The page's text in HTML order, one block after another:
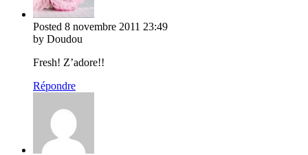
Posted 8 novembre 2011 23:49
by Doudou
Fresh! Z’adore!!
Répondre